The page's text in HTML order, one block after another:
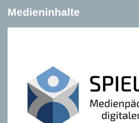
Medieninhalte